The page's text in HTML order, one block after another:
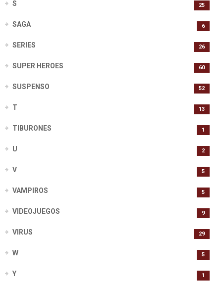
S 25
SAGA 6
SERIES 26
SUPER HEROES 60
SUSPENSO 52
T 13
TIBURONES 1
U 2
V 5
VAMPIROS 5
VIDEOJUEGOS 9
VIRUS 29
W 5
Y 1